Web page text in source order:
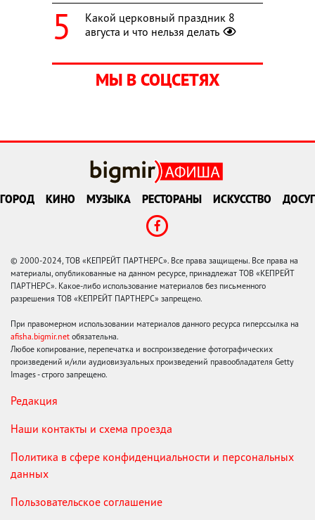
Какой церковный праздник 8
августа и что нельзя делать
МЫ В СОЦСЕТЯХ
ГОРОД КИНО МУЗЫКА РЕСТОРАНЫ ИСКУССТВО ДОСУГ
© 2000-2024, ТОВ «КЕПРЕЙТ ПАРТНЕРС». Все права защищены. Все права на
материалы, опубликованные на данном ресурсе, принадлежат ТОВ «КЕПРЕЙТ
ПАРТНЕРС». Какое-либо использование материалов без письменного
разрешения ТОВ «КЕПРЕЙТ ПАРТНЕРС» запрещено.
При правомерном использовании материалов данного ресурса гиперссылка на
afisha.bigmir.net обязательна.
Любое копирование, перепечатка и воспроизведение фотографических
произведений и/или аудиовизуальных произведений правообладателя Getty
Images - строго запрещено.
Редакция
Наши контакты и схема проезда
Политика в сфере конфиденциальности и персональных
данных
Пользовательское соглашение